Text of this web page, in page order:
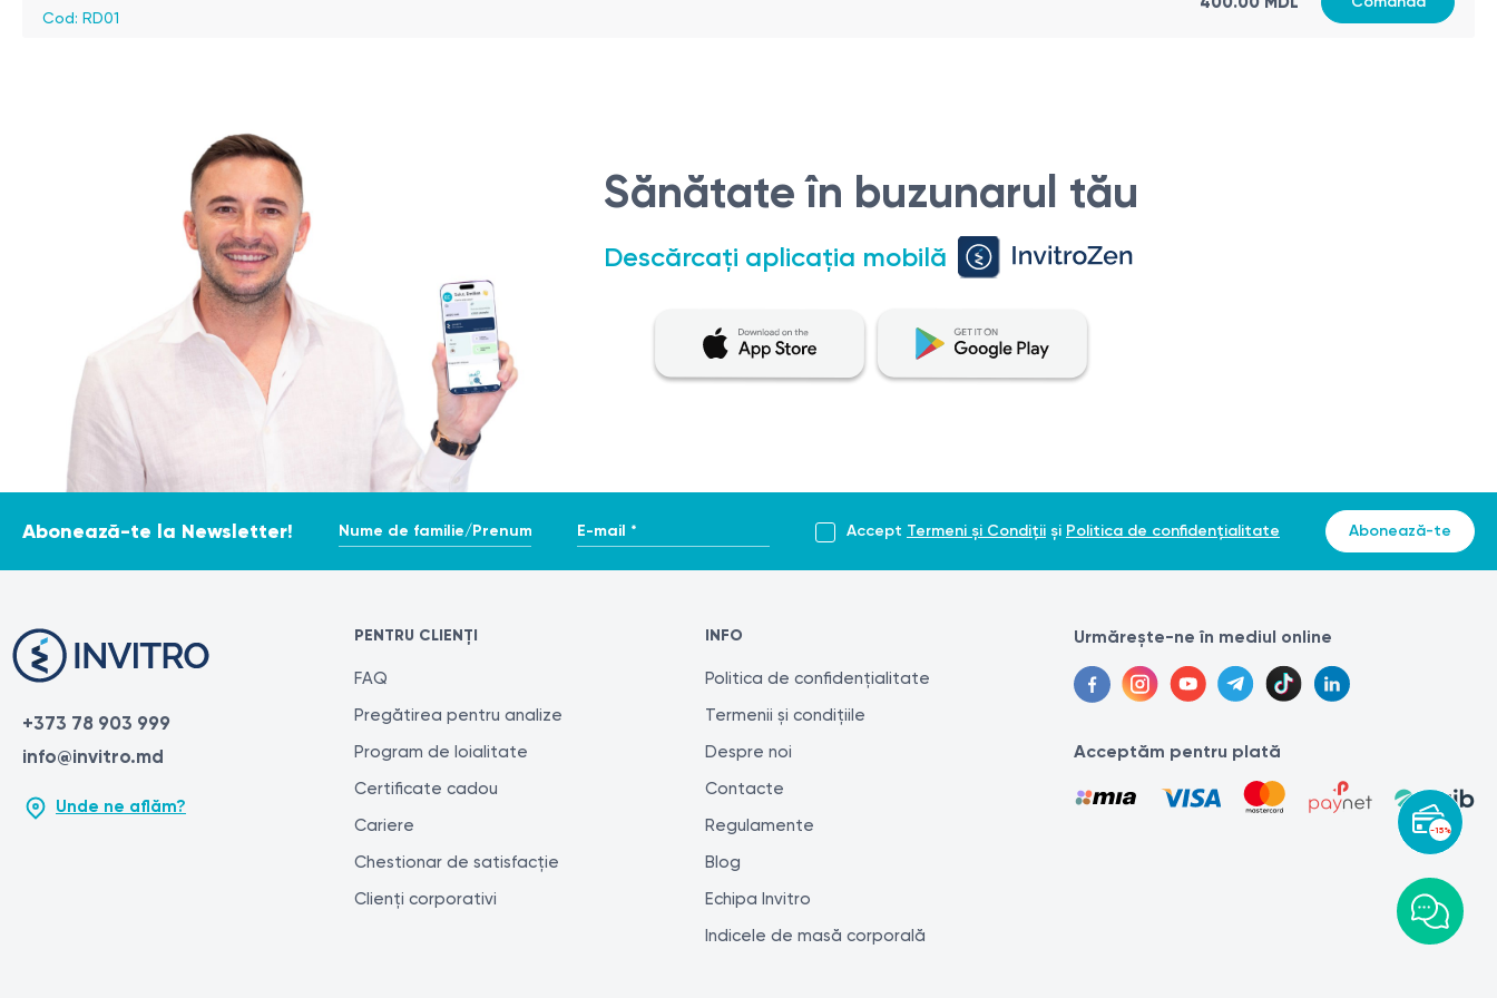
Cod: RD01
-15%
Sănătate în buzunarul tău
Descărcați aplicația mobilă
Abonează-te la Newsletter! Nume de familie/Prenume * E-mail * Accept Termeni și Condiții și Politica de confidențialitate Abonează-te
+373 78 903 999
info@invitro.md
Unde ne aflăm?
PENTRU CLIENȚI
FAQ
Pregătirea pentru analize
Program de loialitate
Certificate cadou
Cariere
Chestionar de satisfacție
Clienți corporativi
INFO
Politica de confidențialitate
Termenii și condițiile
Despre noi
Contacte
Regulamente
Blog
Echipa Invitro
Indicele de masă corporală
Urmărește-ne în mediul online
Acceptăm pentru plată